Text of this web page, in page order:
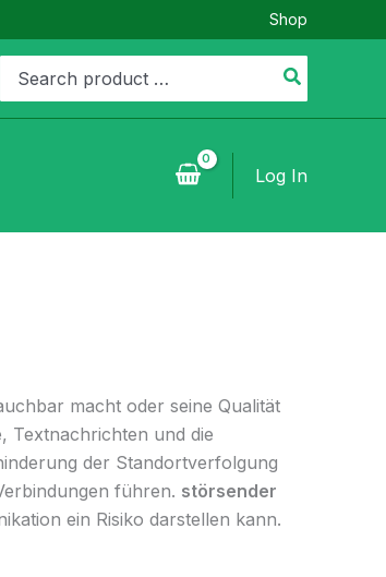
Shop
for:
Log In
macht oder seine Qualität
Textnachrichten und die
der Standortverfolgung
führen. störsender
ein Risiko darstellen kann.